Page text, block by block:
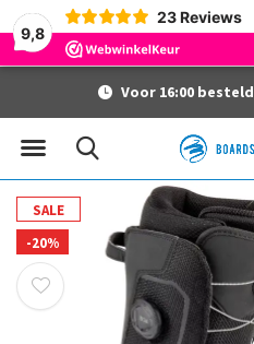
9,8
23 Reviews
Voor 16:00
SALE
-20%